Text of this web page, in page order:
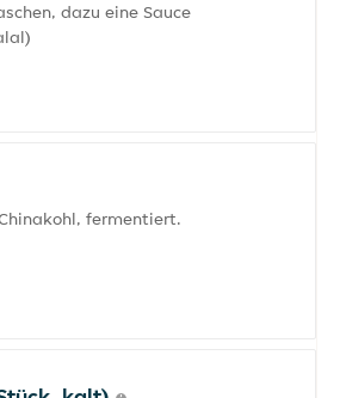
dazu eine Sauce
fermentiert.